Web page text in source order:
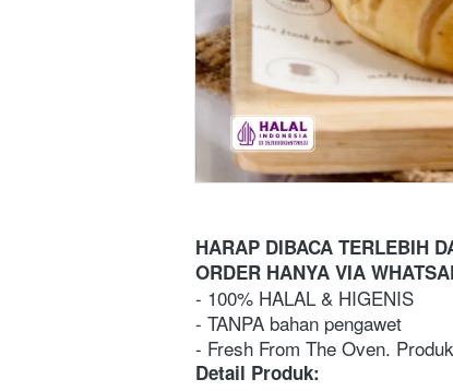
HARAP DIBACA TERLEBIH
ORDER HANYA VIA
- 100% HALAL & HIGENIS
- TANPA bahan pengawet
- Fresh From The Oven.
Detail Produk: